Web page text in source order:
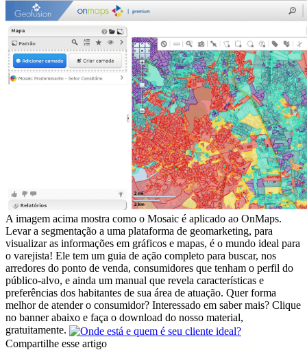
A imagem acima mostra como o Mosaic é aplicado ao OnMaps.
Levar a segmentação a uma plataforma de geomarketing, para
visualizar as informações em gráficos e mapas, é o mundo ideal para
o varejista! Ele tem um guia de ação completo para buscar, nos
arredores do ponto de venda, consumidores que tenham o perfil do
público-alvo, e ainda um manual que revela características e
preferências dos habitantes de sua área de atuação. Quer forma
melhor de atender o consumidor? Interessado em saber mais? Clique
no banner abaixo e faça o download do nosso material,
gratuitamente.
Compartilhe esse artigo